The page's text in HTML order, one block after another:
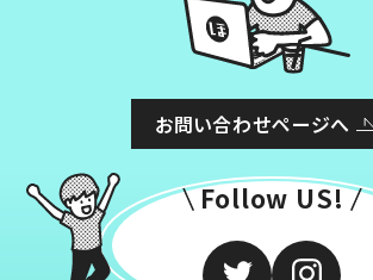
お問い合わせページへ
Follow US!